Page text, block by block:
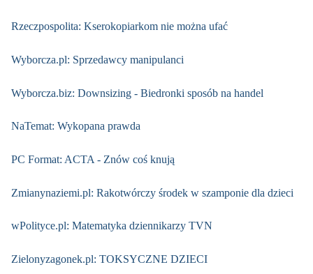
Rzeczpospolita: Kserokopiarkom nie można ufać
Wyborcza.pl: Sprzedawcy manipulanci
Wyborcza.biz: Downsizing - Biedronki sposób na handel
NaTemat: Wykopana prawda
PC Format: ACTA - Znów coś knują
Zmianynaziemi.pl: Rakotwórczy środek w szamponie dla dzieci
wPolityce.pl: Matematyka dziennikarzy TVN
Zielonyzagonek.pl: TOKSYCZNE DZIECI